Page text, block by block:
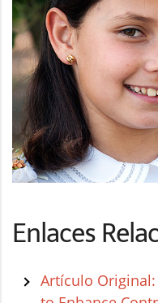
Enlaces
Artículo